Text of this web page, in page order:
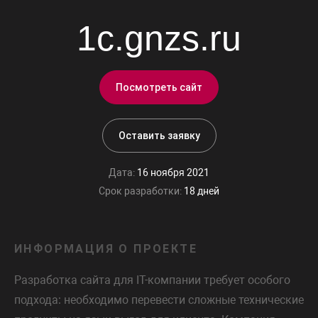
1c.gnzs.ru
Посмотреть сайт
Оставить заявку
Дата: 16 ноября 2021
Срок разработки: 18 дней
ИНФОРМАЦИЯ О ПРОЕКТЕ
Разработка сайта для IT-компании требует особого
подхода: необходимо перевести сложные технические